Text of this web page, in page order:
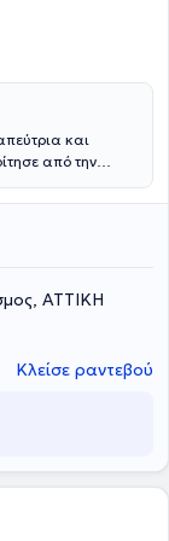
και
από την
κάτοχος
- Γενικό
ολοκλήρωσε
(ΨΝΑ Δαφνί). Στο
εκπαιδεύτηκε
τμήμα
του
του ΨΝΑ, στην
ως
ΑΤΤΙΚΗ
Κλείσε ραντεβού